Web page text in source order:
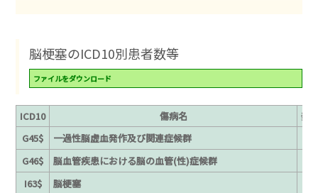
脳梗塞のICD10別患者数等
ファイルをダウンロード
ICD10 傷病名
発
G45$
一過性脳虚血発作及び関連症候群
G46$
脳血管疾患における脳の血管(性)症候群
I63$
脳梗塞